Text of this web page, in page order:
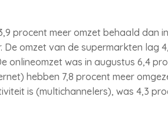
procent meer omzet behaald dan
omzet van de supermarkten lag
onlineomzet was in augustus 6,4
hebben 7,8 procent meer
is (multichannelers), was 4,3